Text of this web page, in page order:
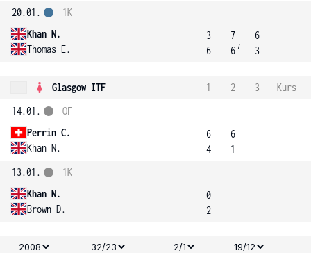
20.01.
Khan N.
Thomas E.
1K
3
6
7
67
6
3
Glasgow ITF 1 2 3
Kurs
14.01.
Perrin C.
Khan N.
OF
6
4
6
1
13.01.
Khan N.
Brown D.
1K
0
2
2008 32/23 2/1 19/12